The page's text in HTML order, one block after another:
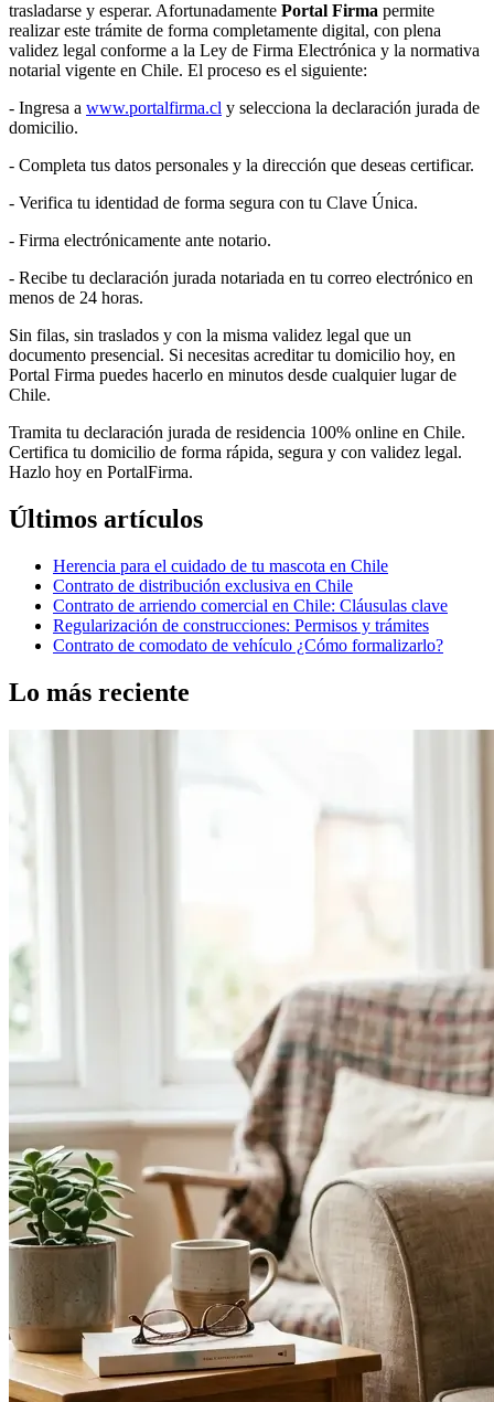
trasladarse y esperar. Afortunadamente Portal Firma permite
realizar este trámite de forma completamente digital, con plena
validez legal conforme a la Ley de Firma Electrónica y la normativa
notarial vigente en Chile. El proceso es el siguiente:
- Ingresa a www.portalfirma.cl y selecciona la declaración jurada de
domicilio.
- Completa tus datos personales y la dirección que deseas certificar.
- Verifica tu identidad de forma segura con tu Clave Única.
- Firma electrónicamente ante notario.
- Recibe tu declaración jurada notariada en tu correo electrónico en
menos de 24 horas.
Sin filas, sin traslados y con la misma validez legal que un
documento presencial. Si necesitas acreditar tu domicilio hoy, en
Portal Firma puedes hacerlo en minutos desde cualquier lugar de
Chile.
Tramita tu declaración jurada de residencia 100% online en Chile.
Certifica tu domicilio de forma rápida, segura y con validez legal.
Hazlo hoy en PortalFirma.
Últimos artículos
Herencia para el cuidado de tu mascota en Chile
Contrato de distribución exclusiva en Chile
Contrato de arriendo comercial en Chile: Cláusulas clave
Regularización de construcciones: Permisos y trámites
Contrato de comodato de vehículo ¿Cómo formalizarlo?
Lo más reciente